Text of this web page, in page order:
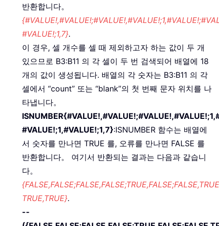
반환합니다。
#VALUE!;1,7}.
이 경우, 셀 개수를 셀 때 제외하고자 하는 값이 두 개
있으므로 B3:B11 의 각 셀이 두 번 검색되어 배열에 18
개의 값이 생성됩니다. 배열의 각 숫자는 B3:B11 의 각
셀에서 “count” 또는 “blank”의 첫 번째 문자 위치를 나
타냅니다。
#VALUE!;1,#VALUE!;1,7}:ISNUMBER 함수는 배열에
서 숫자를 만나면 TRUE 를, 오류를 만나면 FALSE 를
반환합니다。 여기서 반환되는 결과는 다음과 같습니
다。
TRUE,TRUE}.
--